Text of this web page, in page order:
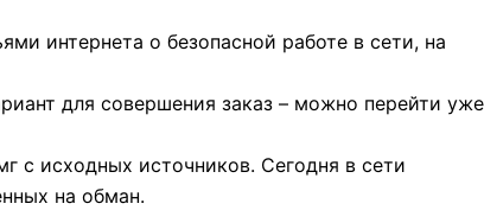
интернета о безопасной работе в сети, на
для совершения заказ – можно перейти
с исходных источников. Сегодня в сети
на обман.